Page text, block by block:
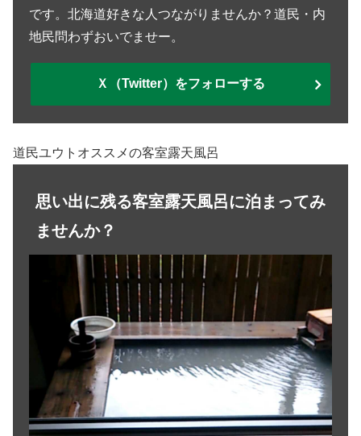
です。北海道好きな人つながりませんか？道民・内
地民問わずおいでませー。
Ｘ（Twitter）をフォローする
道民ユウトオススメの客室露天風呂
思い出に残る客室露天風呂に泊まってみ
ませんか？